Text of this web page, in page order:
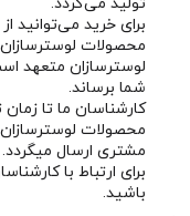
برای خرید می‌توانید
محصولات
لوسترسازان متعهد
شما برساند.
کارشناسان ما تا
محصولات
مشتری ارسال میگردد.
برای ارتباط با
باشید.